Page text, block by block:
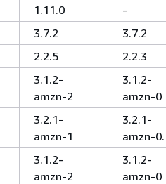
1.11.0 -
3.7.2 3.7.2
2.2.5 2.2.3
3.1.2-
amzn-2
3.1.2-
amzn-0
3.2.1-
amzn-1
3.2.1-
amzn-
3.1.2-
amzn-2
3.1.2-
amzn-0